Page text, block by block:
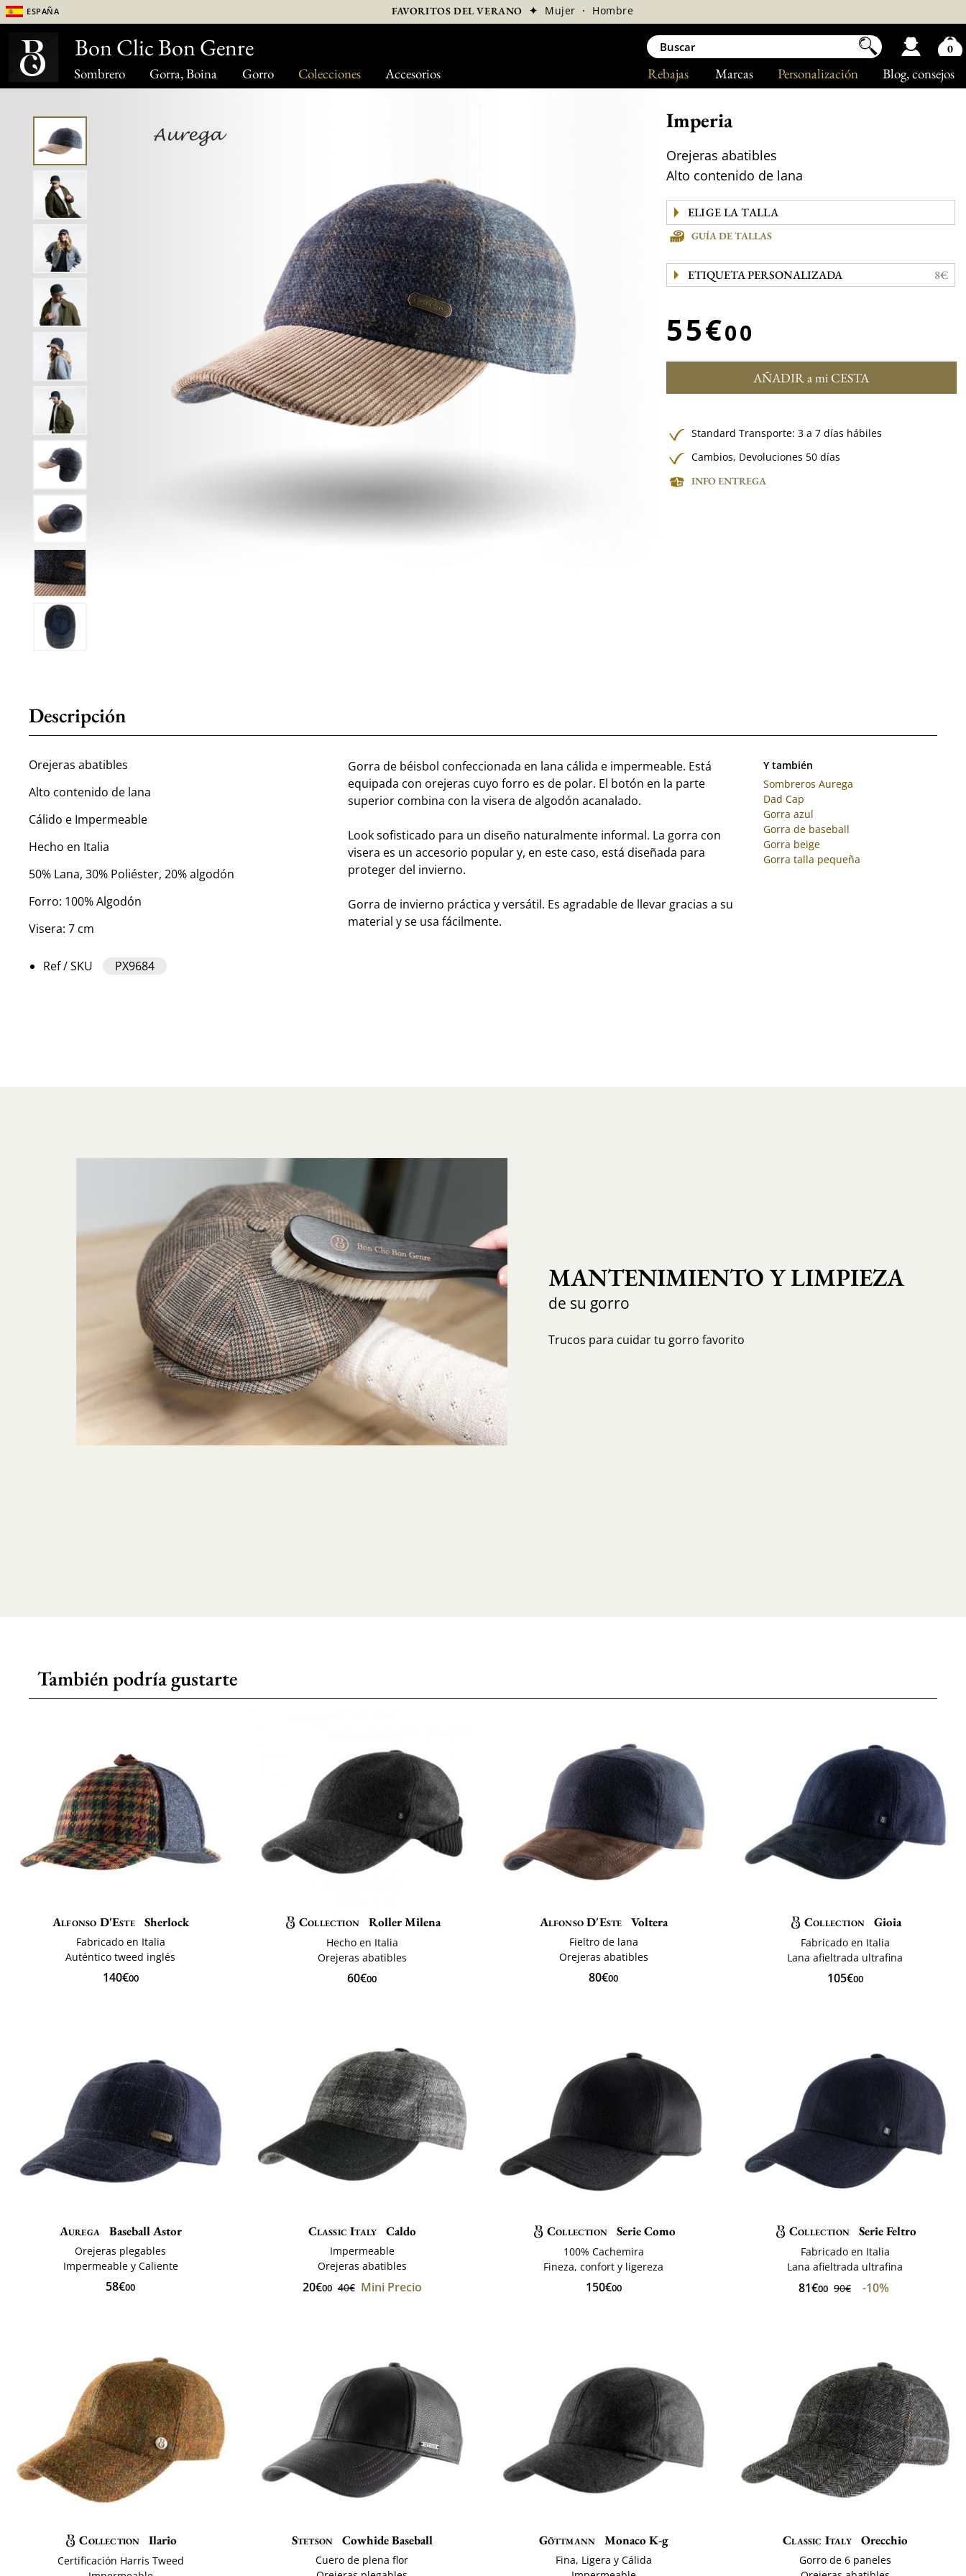
Sombrero Gorra, Boina Gorro Colecciones Accesorios Blog, consejos
Personalización
Marcas
Rebajas
España FAVORITOS DEL VERANO ✦ Mujer · Hombre
Imperia
Orejeras abatibles
Alto contenido de lana
GUÍA DE TALLAS
ETIQUETA PERSONALIZADA 8€
55€00
AÑADIR a mi CESTA
Standard Transporte: 3 a 7 días hábiles
Cambios, Devoluciones 50 días
INFO ENTREGA
Descripción
Orejeras abatibles
Alto contenido de lana
Cálido e Impermeable
Hecho en Italia
50% Lana, 30% Poliéster, 20% algodón
Forro: 100% Algodón
Visera: 7 cm
Ref / SKU PX9684
Gorra de béisbol confeccionada en lana cálida e impermeable. Está
equipada con orejeras cuyo forro es de polar. El botón en la parte
superior combina con la visera de algodón acanalado.
Look sofisticado para un diseño naturalmente informal. La gorra con
visera es un accesorio popular y, en este caso, está diseñada para
proteger del invierno.
Gorra de invierno práctica y versátil. Es agradable de llevar gracias a su
material y se usa fácilmente.
Y también
Sombreros Aurega
Dad Cap
Gorra azul
Gorra de baseball
Gorra beige
Gorra talla pequeña
MANTENIMIENTO Y LIMPIEZA
de su gorro
Trucos para cuidar tu gorro favorito
También podría gustarte
Alfonso D'Este Sherlock
Fabricado en Italia
Auténtico tweed inglés
140€00
Collection Roller Milena
Hecho en Italia
Orejeras abatibles
60€00
Alfonso D'Este Voltera
Fieltro de lana
Orejeras abatibles
80€00
Collection Gioia
Fabricado en Italia
Lana afieltrada ultrafina
105€00
Aurega Baseball Astor
Orejeras plegables
Impermeable y Caliente
58€00
Classic Italy Caldo
Impermeable
Orejeras abatibles
20€00 40€ Mini Precio
Collection Serie Como
100% Cachemira
Fineza, confort y ligereza
150€00
Collection Serie Feltro
Fabricado en Italia
Lana afieltrada ultrafina
81€00 90€ -10%
Collection Ilario
Certificación Harris Tweed
Stetson Cowhide Baseball
Cuero de plena flor
Göttmann Monaco K-g
Fina, Ligera y Cálida
Classic Italy Orecchio
Gorro de 6 paneles
Bon Clic Bon Genre 0